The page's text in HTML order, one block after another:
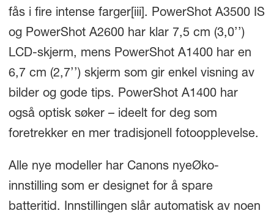
fås i fire intense farger[iii]. PowerShot A3500 IS
og PowerShot A2600 har klar 7,5 cm (3,0’’)
LCD-skjerm, mens PowerShot A1400 har en
6,7 cm (2,7’’) skjerm som gir enkel visning av
bilder og gode tips. PowerShot A1400 har
også optisk søker – ideelt for deg som
foretrekker en mer tradisjonell fotoopplevelse.
Alle nye modeller har Canons nyeØko-
innstilling som er designet for å spare
batteritid. Innstillingen slår automatisk av noen